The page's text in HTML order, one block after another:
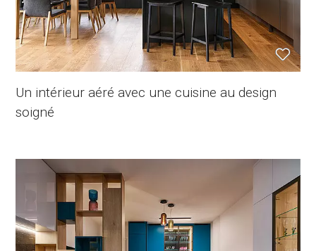
Un intérieur aéré avec une cuisine au design
soigné